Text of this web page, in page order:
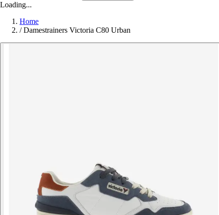
Loading...
Home
/ Damestrainers Victoria C80 Urban